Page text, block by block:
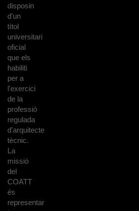
disposin
d'un
títol
universitari
oficial
que els
habiliti
per a
l'exercici
de la
professió
regulada
d'arquitecte
tècnic.
La
missió
del
COATT
és
representar